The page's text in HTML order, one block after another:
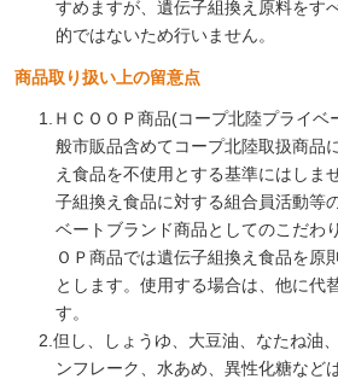
すめますが、遺伝子組換え原料をす
的ではないため行いません。
商品取り扱い上の留意点
1.ＨＣＯＯＰ商品(コープ北陸プライベ
般市販品含めてコープ北陸取扱商品
え食品を不使用とする基準にはしま
子組換え食品に対する組合員活動等
ベートブランド商品としてのこだわ
ＯＰ商品では遺伝子組換え食品を原
とします。使用する場合は、他に代
す。
2.但し、しょうゆ、大豆油、なたね油
ンフレーク、水あめ、異性化糖など